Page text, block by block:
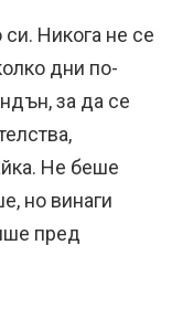
Никога не се
дни по-
за да се
Не беше
но винаги
пред